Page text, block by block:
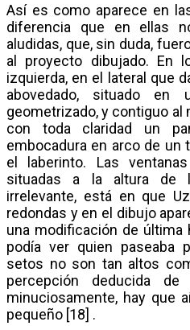
Así es como aparece en
diferencia que en ellas
aludidas, que, sin duda,
al proyecto dibujado. En
izquierda, en el lateral que
abovedado, situado en
geometrizado, y contiguo al
con toda claridad un
embocadura en arco de un
el laberinto. Las
situadas a la altura de
irrelevante, está en que
redondas y en el dibujo
una modificación de última
podía ver quien paseaba
setos no son tan altos
percepción deducida
minuciosamente, hay que
pequeño [18] .